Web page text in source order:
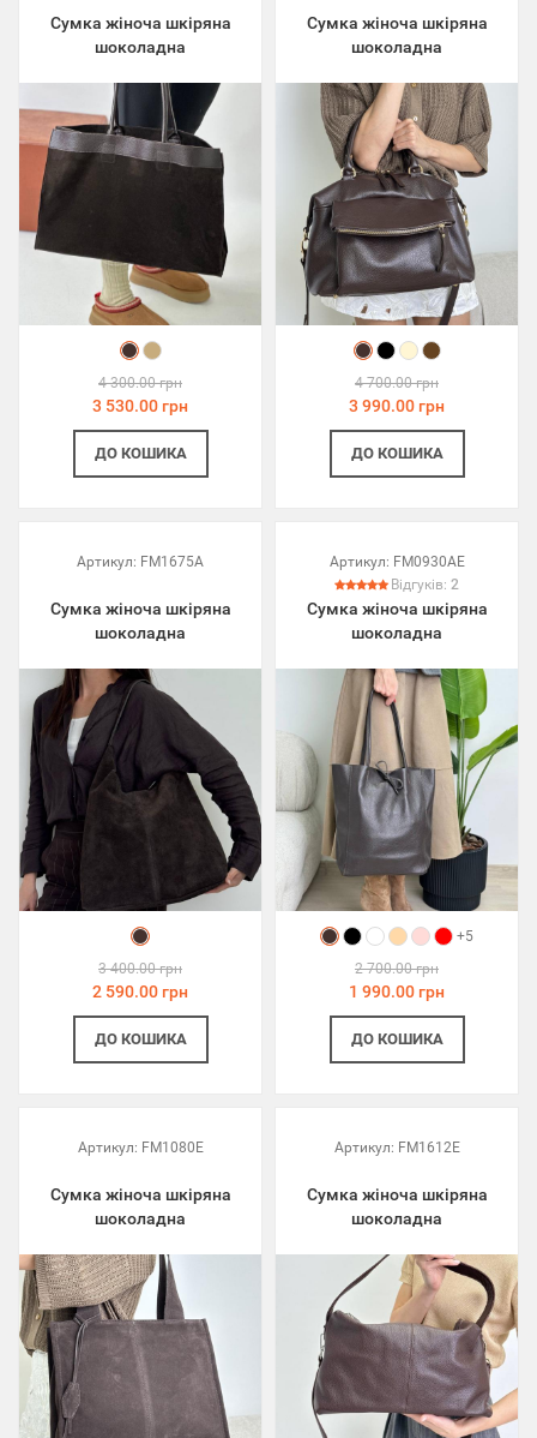
Сумка жіноча шкіряна
шоколадна
4 300.00 грн
3 530.00 грн
ДО КОШИКА
Сумка жіноча шкіряна
шоколадна
4 700.00 грн
3 990.00 грн
ДО КОШИКА
Артикул: FM1675A
Сумка жіноча шкіряна
шоколадна
3 400.00 грн
2 590.00 грн
ДО КОШИКА
Артикул: FM0930AE
Відгуків: 2
Сумка жіноча шкіряна
шоколадна
+5
2 700.00 грн
1 990.00 грн
ДО КОШИКА
Артикул: FM1080E
Сумка жіноча шкіряна
шоколадна
Артикул: FM1612E
Сумка жіноча шкіряна
шоколадна